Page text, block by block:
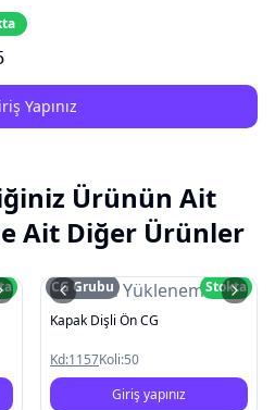
Yapınız
Ürünün Ait
Ait Diğer Ürünler
Resim Yüklenemedi
CG Grubu
Stokta
Kapak Dişli Ön CG
Kd:1157Koli:50
Giriş yapınız